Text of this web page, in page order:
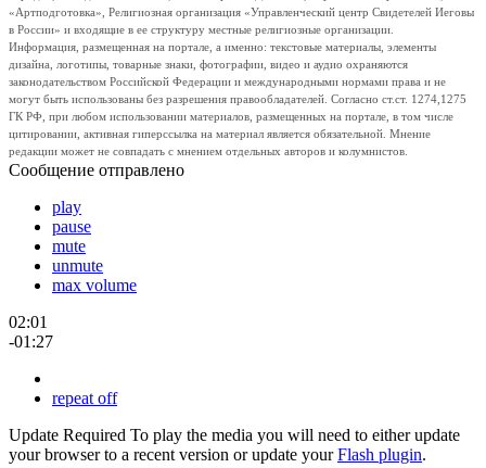
«Артподготовка», Религиозная организация «Управленческий центр Свидетелей Иеговы
в России» и входящие в ее структуру местные религиозные организации.
Информация, размещенная на портале, а именно: текстовые материалы, элементы
дизайна, логотипы, товарные знаки, фотографии, видео и аудио охраняются
законодательством Российской Федерации и международными нормами права и не
могут быть использованы без разрешения правообладателей. Согласно ст.ст. 1274,1275
ГК РФ, при любом использовании материалов, размещенных на портале, в том числе
цитировании, активная гиперссылка на материал является обязательной. Мнение
редакции может не совпадать с мнением отдельных авторов и колумнистов.
Сообщение отправлено
play
pause
mute
unmute
max volume
02:01
-01:27
repeat off
Update Required To play the media you will need to either update
your browser to a recent version or update yourFlash plugin.